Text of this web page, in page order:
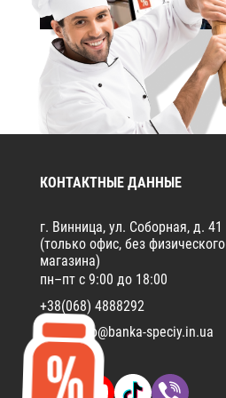
КОНТАКТНЫЕ ДАННЫЕ
г. Винница, ул. Соборная, д. 41
(только офис, без физического
магазина)
пн–пт с 9:00 до 18:00
+38(068) 4888292
Email:
info@banka-speciy.in.ua